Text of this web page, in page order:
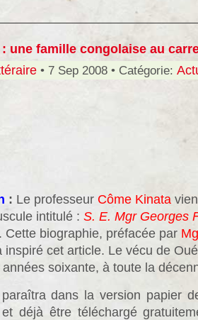
une famille congolaise au
• 7 Sep 2008 • Catégorie:
: Le professeur Côme Kinata
intitulé : S. E. Mgr Georges
. Cette biographie, préfacée par
inspiré cet article. Le vécu de
années soixante, à toute la
paraîtra dans la version papier
et déjà être téléchargé